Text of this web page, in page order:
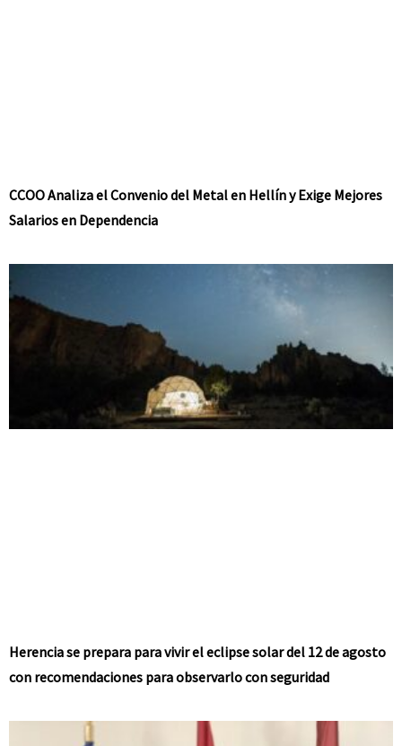
CCOO Analiza el Convenio del Metal en Hellín y Exige Mejores
Salarios en Dependencia
Herencia se prepara para vivir el eclipse solar del 12 de agosto
con recomendaciones para observarlo con seguridad